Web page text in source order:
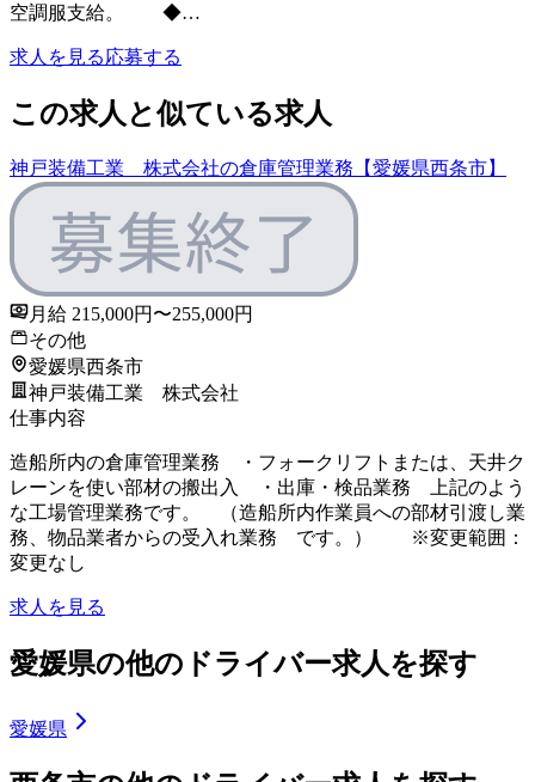
空調服支給。 ◆…
求人を見る応募する
この求人と似ている求人
神戸装備工業 株式会社の倉庫管理業務【愛媛県西条市】
月給 215,000円〜255,000円
その他
愛媛県西条市
神戸装備工業 株式会社
仕事内容
造船所内の倉庫管理業務 ・フォークリフトまたは、天井ク
レーンを使い部材の搬出入 ・出庫・検品業務 上記のよう
な工場管理業務です。 （造船所内作業員への部材引渡し業
務、物品業者からの受入れ業務 です。） ※変更範囲：
変更なし
求人を見る
愛媛県の他のドライバー求人を探す
愛媛県